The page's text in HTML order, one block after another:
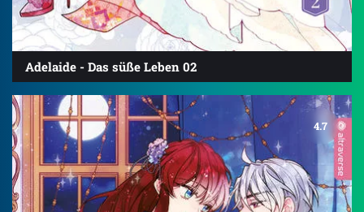
Adelaide - Das süße Leben 02
4.7